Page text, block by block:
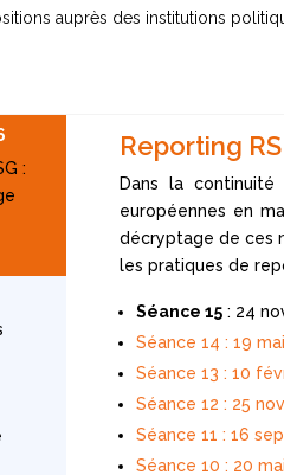
auprès des institutions
:
Reporting
Dans la
européennes en
décryptage de ces
les pratiques de
Séance 15 : 24
Séance 14 : 19
Séance 13 : 10
Séance 12 : 25
Séance 11 : 16
Séance 10 : 20